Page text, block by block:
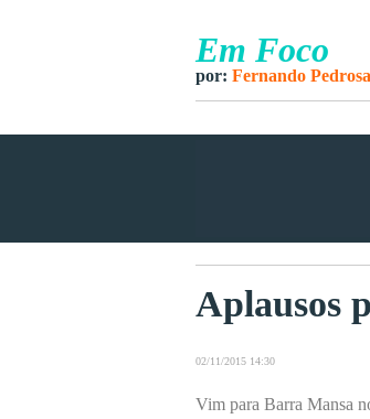
Em Foco
por: Fernando Pedrosa
Aplausos
02/11/2015 14:30
Vim para Barra Mansa